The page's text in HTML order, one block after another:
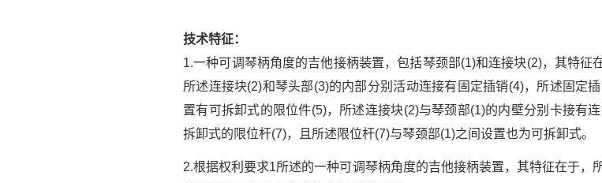
技术特征：
1.一种可调琴柄角度的吉他接柄装置，包括琴颈部(1)和连接块(2)，其特征
所述连接块(2)和琴头部(3)的内部分别活动连接有固定插销(4)，所述固定
置有可拆卸式的限位件(5)，所述连接块(2)与琴颈部(1)的内壁分别卡接有
拆卸式的限位杆(7)，且所述限位杆(7)与琴颈部(1)之间设置也为可拆卸式。
2.根据权利要求1所述的一种可调琴柄角度的吉他接柄装置，其特征在于，